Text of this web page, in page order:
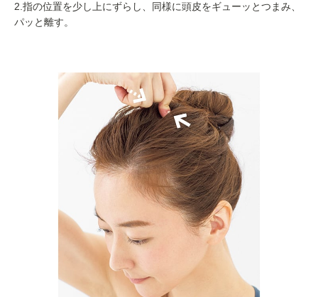
2.指の位置を少し上にずらし、同様に頭皮をギューッとつまみ、
パッと離す。